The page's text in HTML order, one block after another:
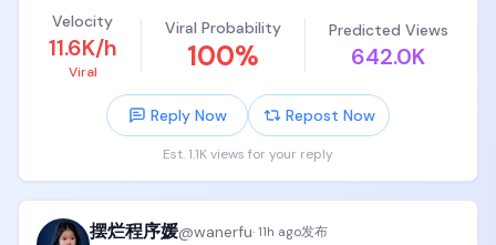
所有付费用户发了一周免费额度。
好家伙，别的公司互撕：发律师函。
OpenAI的Tibo互撕：给所有用户重置了周限额。
建议AI圈以后都按这个标准来hh
他就在X上吐槽。
Velocity
11.6K/h
Viral
Viral Probability
100%
Predicted Views
642.0K
Reply Now Repost Now
Est. 1.1K views for your reply
摆烂程序媛@wanerfu·11h ago发布